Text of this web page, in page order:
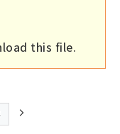
this file.